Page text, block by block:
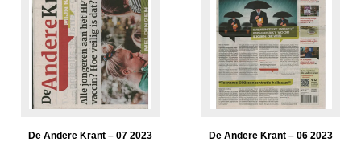
De Andere Krant – 07 2023
De Andere Krant – 06 2023